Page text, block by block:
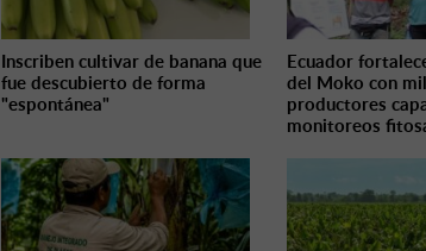
Inscriben cultivar de banana que
fue descubierto de forma
"espontánea"
Ecuador
del Moko con
productores
monitoreos